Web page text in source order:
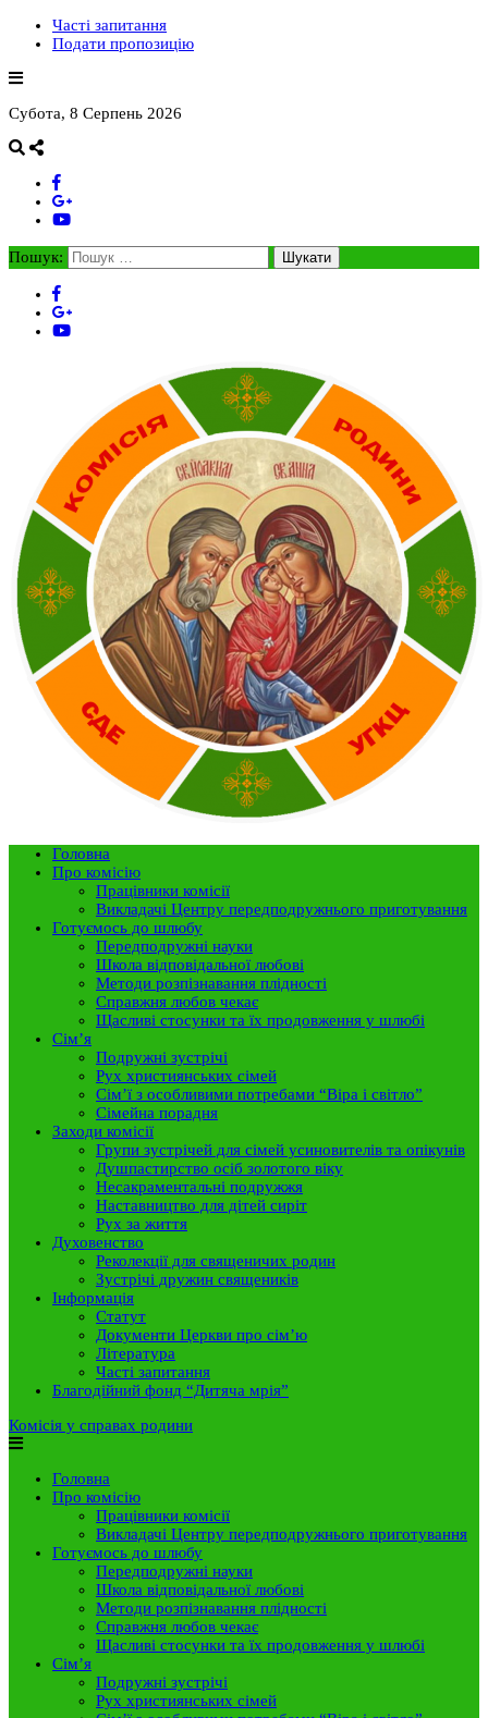
Часті запитання
Подати пропозицію
Субота, 8 Серпень 2026
Пошук:
Головна
Про комісію
Працівники комісії
Викладачі Центру передподружнього приготування
Готуємось до шлюбу
Передподружні науки
Школа відповідальної любові
Методи розпізнавання плідності
Справжня любов чекає
Щасливі стосунки та їх продовження у шлюбі
Сім’я
Подружні зустрічі
Рух християнських сімей
Сім’ї з особливими потребами “Віра і світло”
Сімейна порадня
Заходи комісії
Групи зустрічей для сімей усиновителів та опікунів
Душпастирство осіб золотого віку
Несакраментальні подружжя
Наставництво для дітей сиріт
Рух за життя
Духовенство
Реколекції для священичих родин
Зустрічі дружин священиків
Інформація
Статут
Документи Церкви про сім’ю
Література
Часті запитання
Благодійний фонд “Дитяча мрія”
Комісія у справах родини
Головна
Про комісію
Працівники комісії
Викладачі Центру передподружнього приготування
Готуємось до шлюбу
Передподружні науки
Школа відповідальної любові
Методи розпізнавання плідності
Справжня любов чекає
Щасливі стосунки та їх продовження у шлюбі
Сім’я
Подружні зустрічі
Рух християнських сімей